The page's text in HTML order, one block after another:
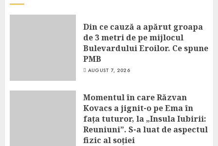
Din ce cauză a apărut groapa
de 3 metri de pe mijlocul
Bulevardului Eroilor. Ce spune
PMB
AUGUST 7, 2026
Momentul în care Răzvan
Kovacs a jignit-o pe Ema în
fața tuturor, la „Insula Iubirii:
Reuniuni”. S-a luat de aspectul
fizic al soției